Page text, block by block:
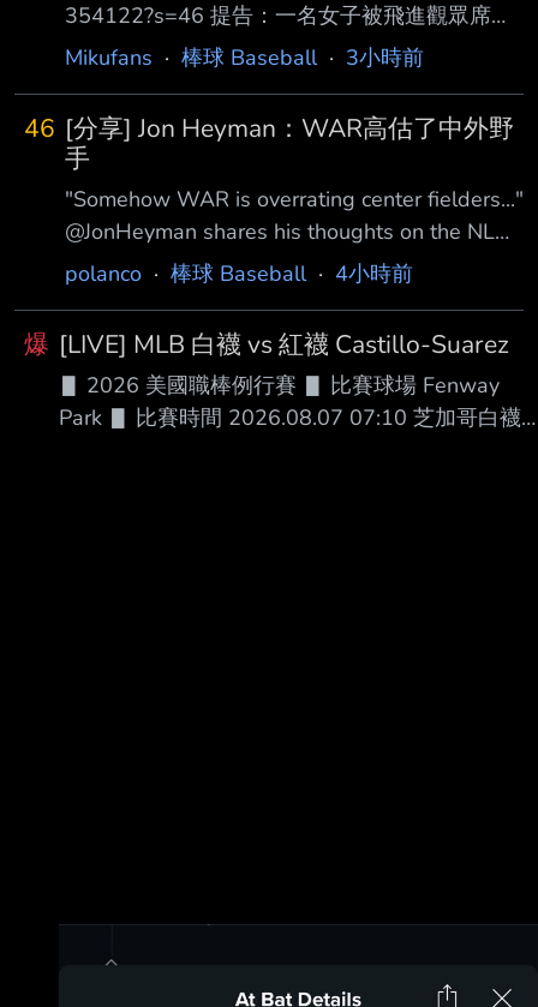
354122?s=46 提告：一名女子被飛進觀眾席的
球棒打中後，現在向紐約洋基隊求償1,000萬美
的座位上，位置就在本壘後方第4排。 當時，克
里夫蘭守護者隊球員Jose Ramirez揮棒擊球，沒
想到球棒直接從手中飛出去，衝進 觀眾席並打
中Duluc的頭部。 訴狀指出，Duluc是位於布朗
克斯的SOMOS Community Care幕僚長。這一
擊讓她受到創傷
Mikufans · 棒球 Baseball· 3小時前
46 [分享] Jon Heyman：WAR高估了中外野
手
"Somehow WAR is overrating center fielders..."
@JonHeyman shares his thoughts on the NL
MVP race in regards to comparing the va lue of
Ohtani's pitching.
https://x.com/i/status/2085429195300094254
「不知為何，WAR 高估了中外野手的
polanco · 棒球 Baseball· 4小時前
爆 [LIVE] MLB 白襪 vs 紅襪 Castillo-Suarez
▋ 2026 美國職棒例行賽 ▋ 比賽球場 Fenway
Park ▋ 比賽時間 2026.08.07 07:10 芝加哥白襪